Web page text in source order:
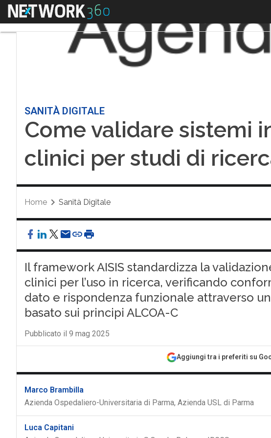
Menu
SANITÀ DIGITALE
Come validare sistemi
clinici per studi di
Home Sanità Digitale
Il framework AISIS standardizza la
clinici per l’uso in ricerca, verificando
dato e rispondenza funzionale attraverso
basato sui principi ALCOA-C
Pubblicato il 9 mag 2025
Aggiungi tra i preferiti su
Marco Brambilla
Azienda Ospedaliero-Universitaria di Parma, Azienda USL di Parma
Luca Capitani